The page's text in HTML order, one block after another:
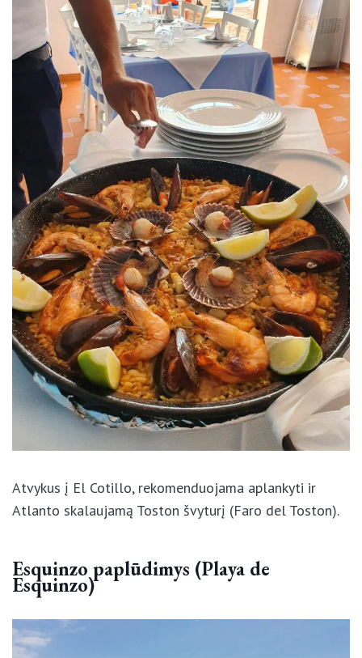
malonią ir jaukią atmosferą.
Atvykus į El Cotillo, rekomenduojama aplankyti ir
Toston).
Esquinzo paplūdimys (Playa de
Esquinzo)
Jei patiko mūsų turinys, paspauskite like apačioje
LAFAMILIA.LT FACEBOOK